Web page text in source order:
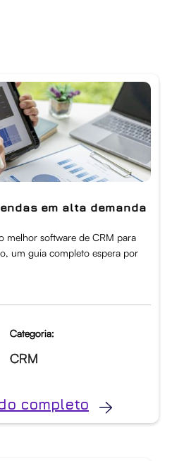
em alta demanda
melhor software de CRM para
um guia completo espera por
Categoria:
CRM
completo